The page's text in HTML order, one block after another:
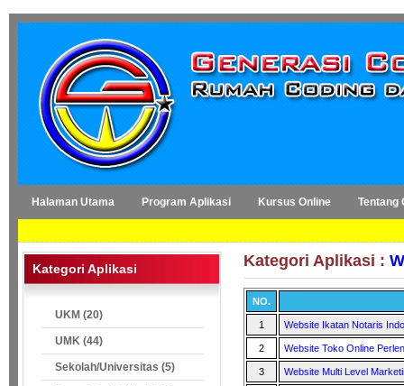
Halaman Utama Program Aplikasi Kursus Online Tentang
Kategori Aplikasi :
NO.
1 Website Ikatan Notaris
2 Website Toko Online
3 Website Multi Level
Kategori Aplikasi
UKM (20)
UMK (44)
Sekolah/Universitas (5)